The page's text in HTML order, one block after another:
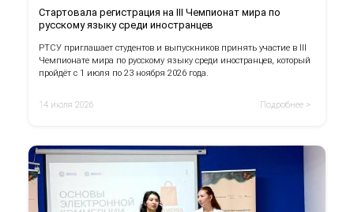
Стартовала регистрация на III Чемпионат мира по
русскому языку среди иностранцев
РТСУ приглашает студентов и выпускников принять участие в III
Чемпионате мира по русскому языку среди иностранцев, который
пройдёт с 1 июля по 23 ноября 2026 года.
14 июля 2026 Подробнее >